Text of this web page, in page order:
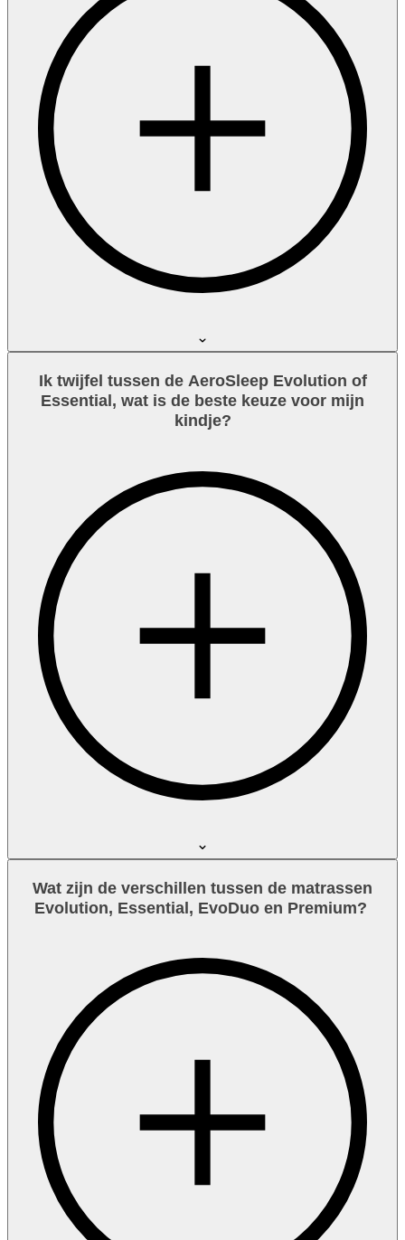
Ik twijfel tussen de AeroSleep Evolution of
Essential, wat is de beste keuze voor mijn
kindje?
Wat zijn de verschillen tussen de matrassen
Evolution, Essential, EvoDuo en Premium?